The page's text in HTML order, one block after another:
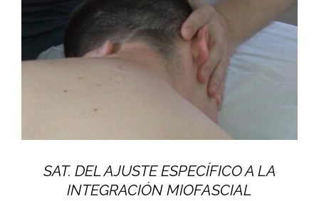
SAT. DEL AJUSTE ESPECÍFICO A LA
INTEGRACIÓN MIOFASCIAL